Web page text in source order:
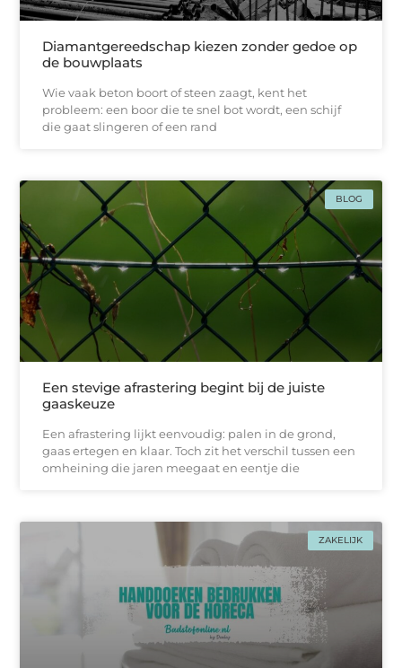
Diamantgereedschap kiezen zonder gedoe op
de bouwplaats
Wie vaak beton boort of steen zaagt, kent het
probleem: een boor die te snel bot wordt, een schijf
die gaat slingeren of een rand
BLOG
Een stevige afrastering begint bij de juiste
gaaskeuze
Een afrastering lijkt eenvoudig: palen in de grond,
gaas ertegen en klaar. Toch zit het verschil tussen een
omheining die jaren meegaat en eentje die
ZAKELIJK